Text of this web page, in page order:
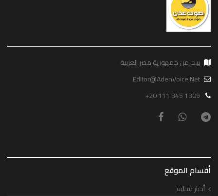
يبث من جمهورية مصر العربية
Editor@AdenVoice.Net
+20 111 345 1309
أقسام الموقع
أخبار محلية